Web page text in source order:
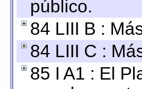
público.
84 LIII B :
84 LIII C :
85 I A1 : El